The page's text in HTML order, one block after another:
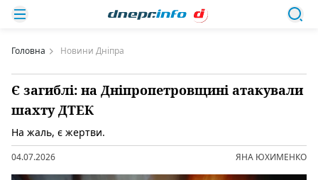
Головна Новини Дніпра
Є загиблі: на Дніпропетровщині атакували
шахту ДТЕК
На жаль, є жертви.
04.07.2026 ЯНА ЮХИМЕНКО